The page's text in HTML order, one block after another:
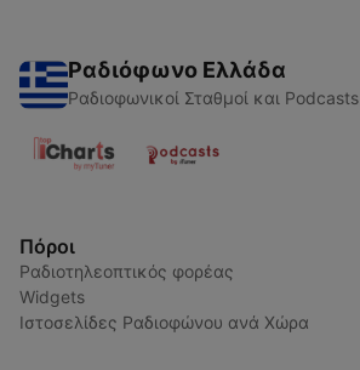
Ραδιόφωνο Ελλάδα
Ραδιοφωνικοί Σταθμοί και Podcasts
Πόροι
Ραδιοτηλεοπτικός φορέας
Widgets
Ιστοσελίδες Ραδιοφώνου ανά Χώρα